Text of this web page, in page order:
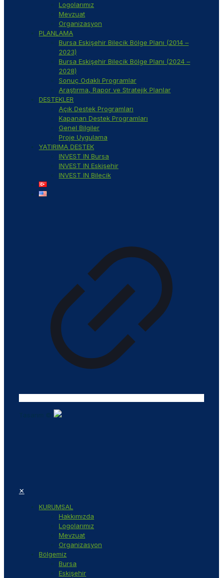
Logolarımız
Mevzuat
Organizasyon
PLANLAMA
Bursa Eskişehir Bilecik Bölge Planı (2014 –
2023)
Bursa Eskişehir Bilecik Bölge Planı (2024 –
2028)
Sonuç Odaklı Programlar
Araştırma, Rapor ve Stratejik Planlar
DESTEKLER
Açık Destek Programları
Kapanan Destek Programları
Genel Bilgiler
Proje Uygulama
YATIRIMA DESTEK
INVEST IN Bursa
INVEST IN Eskişehir
INVEST IN Bilecik
✕
KURUMSAL
Hakkımızda
Logolarımız
Mevzuat
Organizasyon
Bölgemiz
Bursa
Eskişehir